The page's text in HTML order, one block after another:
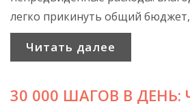
легко прикинуть общий
впервые. Много примеров для
путешественников и для тех,
реально нужно денег на
Читать далее
30 000 ШАГОВ В ДЕНЬ: